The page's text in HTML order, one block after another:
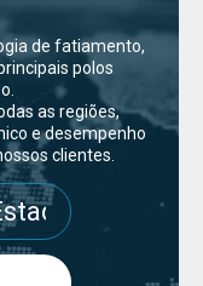
de fatiamento,
polos
as regiões,
e desempenho
clientes.